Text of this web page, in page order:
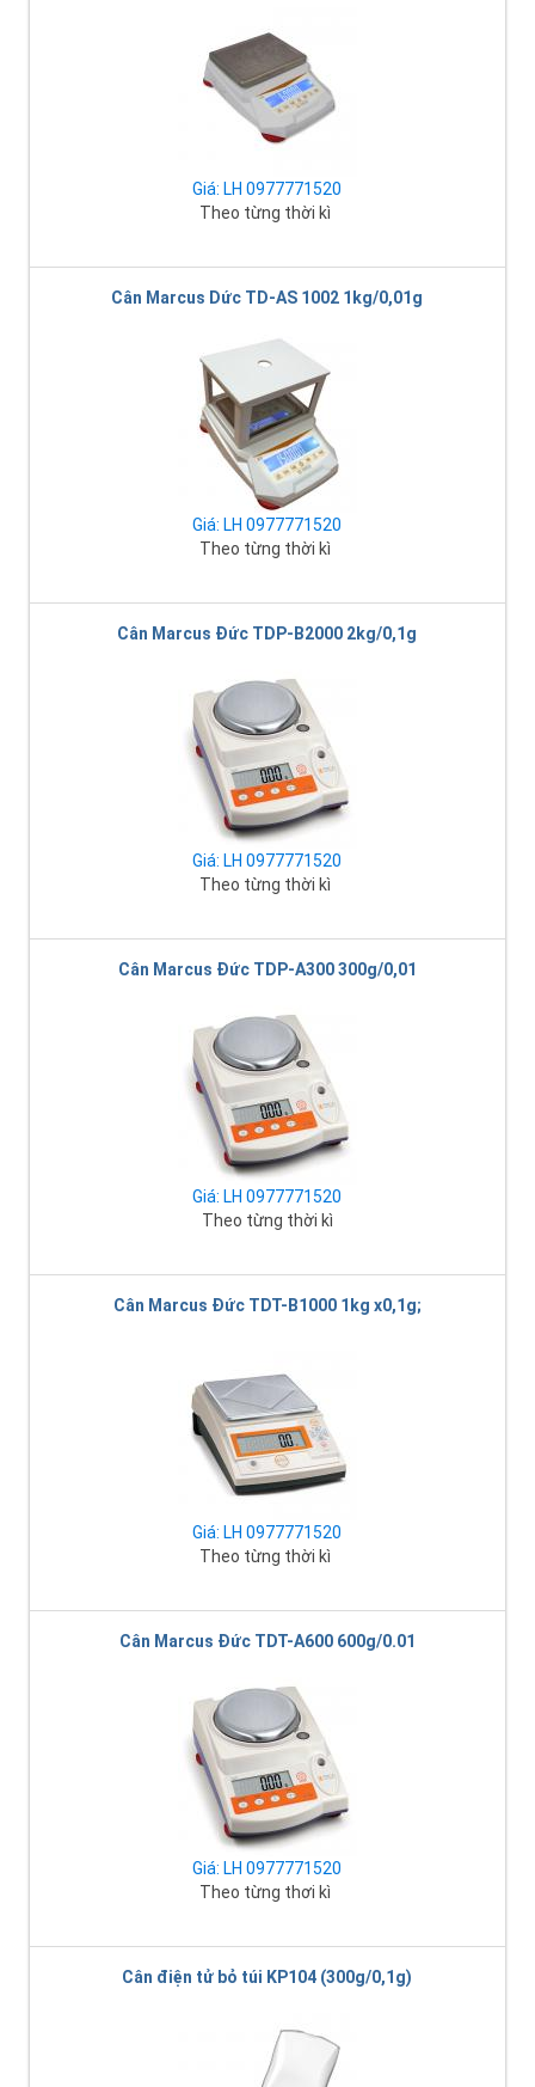
Giá: LH 0977771520
Theo từng thời kì
Cân Marcus Dức TD-AS 1002 1kg/0,01g
Giá: LH 0977771520
Theo từng thời kì
Cân Marcus Đức TDP-B2000 2kg/0,1g
Giá: LH 0977771520
Theo từng thời kì
Cân Marcus Đức TDP-A300 300g/0,01
Giá: LH 0977771520
Theo từng thời kì
Cân Marcus Đức TDT-B1000 1kg x0,1g;
Giá: LH 0977771520
Theo từng thời kì
Cân Marcus Đức TDT-A600 600g/0.01
Giá: LH 0977771520
Theo từng thơi kì
Cân điện tử bỏ túi KP104 (300g/0,1g)